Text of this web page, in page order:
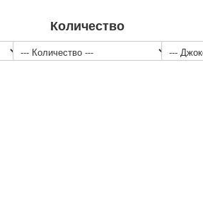
Количество